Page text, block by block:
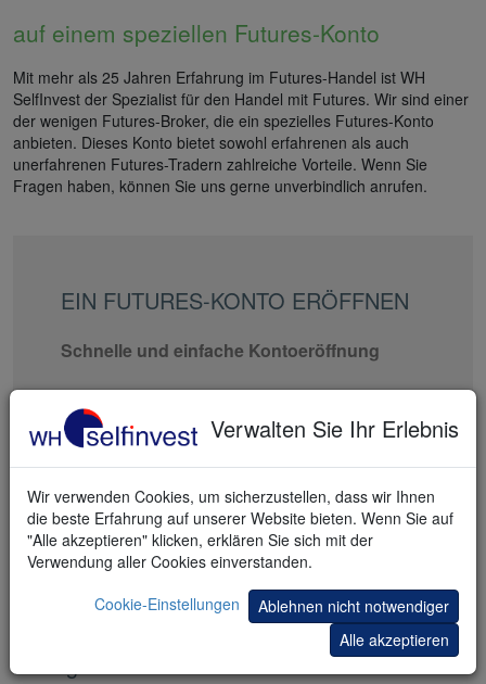
auf einem speziellen Futures-Konto
Mit mehr als 25 Jahren Erfahrung im Futures-Handel ist WH
SelfInvest der Spezialist für den Handel mit Futures. Wir sind einer
der wenigen Futures-Broker, die ein spezielles Futures-Konto
anbieten. Dieses Konto bietet sowohl erfahrenen als auch
unerfahrenen Futures-Tradern zahlreiche Vorteile. Wenn Sie
Fragen haben, können Sie uns gerne unverbindlich anrufen.
EIN FUTURES-KONTO ERÖFFNEN
Schnelle und einfache Kontoeröffnung
100 kostenlose Trading-Strategien und Signale
Ich fange jetzt an
Verwalten Sie Ihr Erlebnis
Wir verwenden Cookies, um sicherzustellen, dass wir Ihnen
die beste Erfahrung auf unserer Website bieten. Wenn Sie auf
"Alle akzeptieren" klicken, erklären Sie sich mit der
Verwendung aller Cookies einverstanden.
Cookie-Einstellungen
Ablehnen nicht notwendiger
Alle akzeptieren